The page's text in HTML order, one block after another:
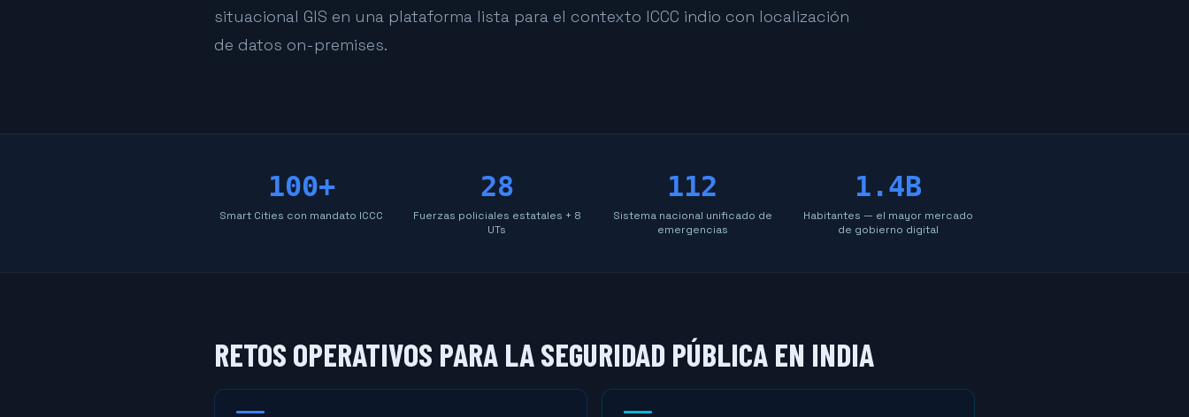
situacional GIS en una plataforma lista para el contexto ICCC indio con localización
de datos on-premises.
100+
Smart Cities con mandato ICCC
28
Fuerzas policiales estatales + 8
UTs
112
Sistema nacional unificado de
emergencias
1.4B
Habitantes — el mayor mercado
de gobierno digital
RETOS OPERATIVOS PARA LA SEGURIDAD PÚBLICA EN INDIA